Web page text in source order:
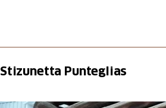
Stizunetta Punteglias